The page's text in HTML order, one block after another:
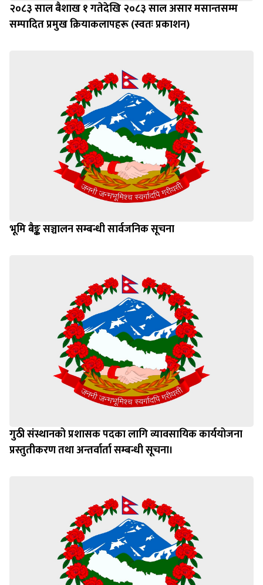
२०८३ साल बैशाख १ गतेदेखि २०८३ साल असार मसान्तसम्म
सम्पादित प्रमुख क्रियाकलापहरू (स्वतः प्रकाशन)
भूमि बैङ्क सञ्चालन सम्बन्धी सार्वजनिक सूचना
गुठी संस्थानको प्रशासक पदका लागि व्यावसायिक कार्ययोजना
प्रस्तुतीकरण तथा अन्तर्वार्ता सम्बन्धी सूचना।